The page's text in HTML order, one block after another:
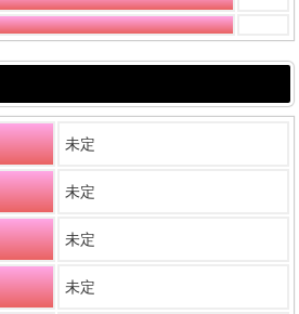
未定
未定
未定
未定